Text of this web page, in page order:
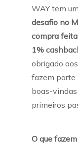
WAY tem
desafio no
compra
1%
obrigado
fazem parte
boas-vindas
primeiros
O que